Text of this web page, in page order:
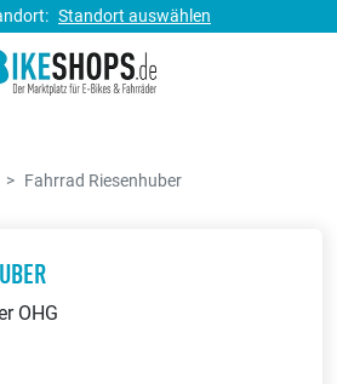
Standort auswählen
Fahrrad Riesenhuber
OHG